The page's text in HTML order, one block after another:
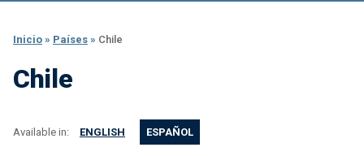
Inicio » Países » Chile
Chile
Available in: ENGLISH ESPAÑOL